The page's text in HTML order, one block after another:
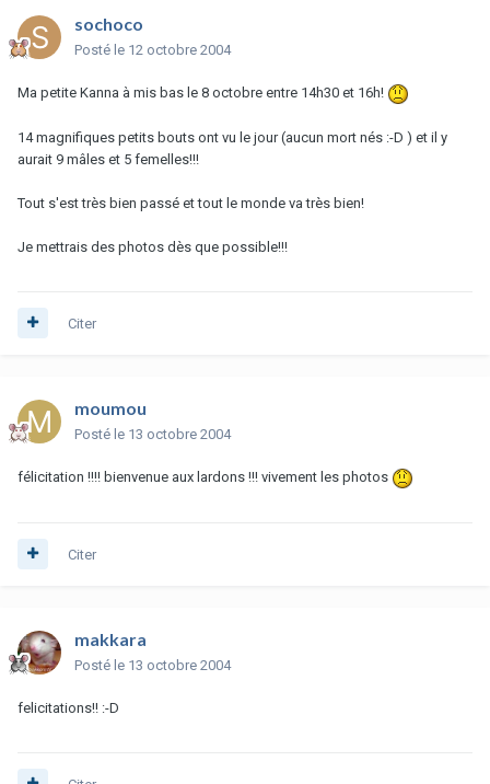
sochoco
Posté le 12 octobre 2004
Ma petite Kanna à mis bas le 8 octobre entre 14h30 et 16h!
14 magnifiques petits bouts ont vu le jour (aucun mort nés :-D ) et il y
aurait 9 mâles et 5 femelles!!!
Tout s'est très bien passé et tout le monde va très bien!
Je mettrais des photos dès que possible!!!
Citer
moumou
Posté le 13 octobre 2004
félicitation !!!! bienvenue aux lardons !!! vivement les photos
Citer
makkara
Posté le 13 octobre 2004
felicitations!! :-D